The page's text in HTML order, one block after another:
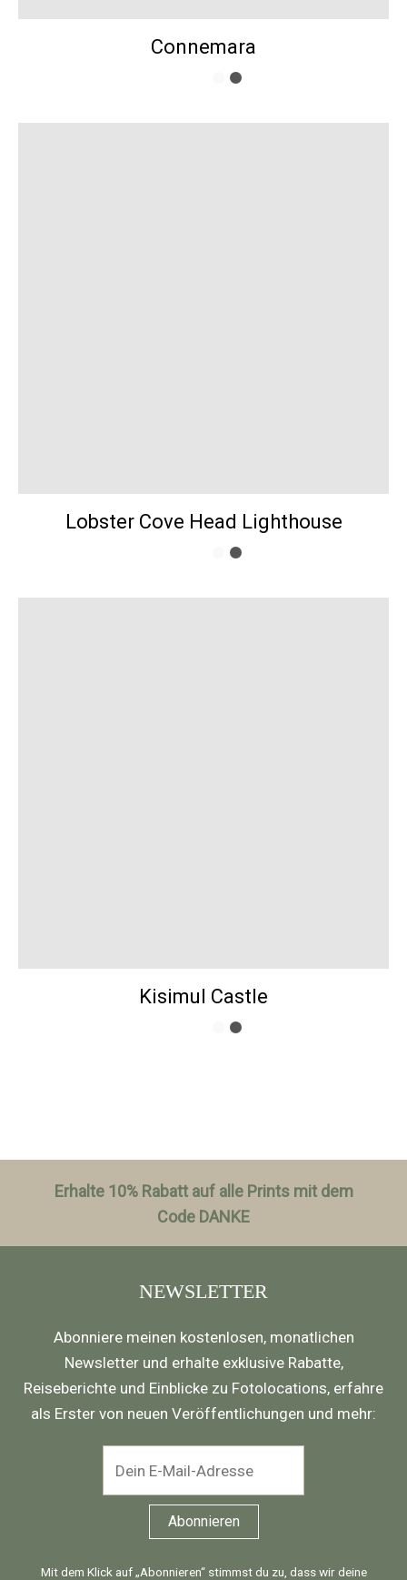
Connemara
Lobster Cove Head Lighthouse
Kisimul Castle
Erhalte 10% Rabatt auf alle Prints mit dem
Code DANKE
NEWSLETTER
Abonniere meinen kostenlosen, monatlichen
Newsletter und erhalte exklusive Rabatte,
Reiseberichte und Einblicke zu Fotolocations, erfahre
als Erster von neuen Veröffentlichungen und mehr:
Mit dem Klick auf „Abonnieren“ stimmst du zu, dass wir deine